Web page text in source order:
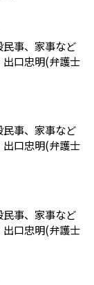
事、家事など
口忠明(弁護士
事、家事など
口忠明(弁護士
事、家事など
口忠明(弁護士